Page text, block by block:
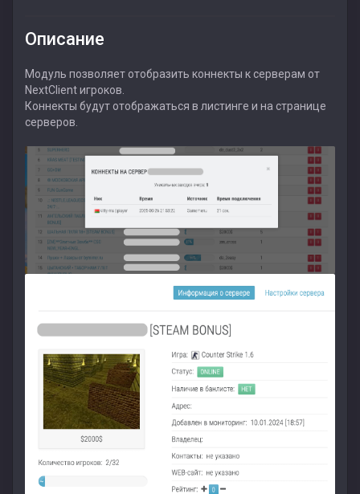
Описание
Модуль позволяет отобразить коннекты к серверам от
NextClient игроков.
Коннекты будут отображаться в листинге и на странице
серверов.